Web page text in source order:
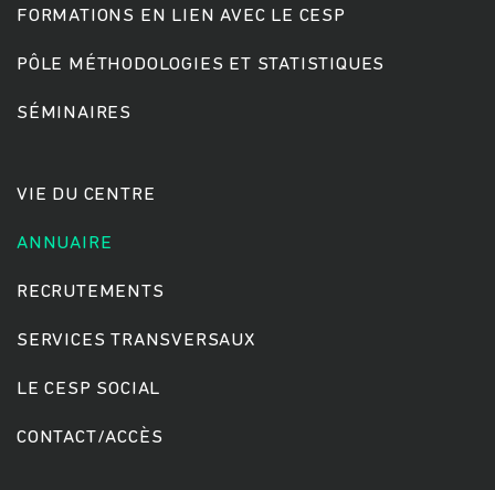
FORMATIONS EN LIEN AVEC LE CESP
PÔLE MÉTHODOLOGIES ET STATISTIQUES
SÉMINAIRES
VIE DU CENTRE
ANNUAIRE
RECRUTEMENTS
SERVICES TRANSVERSAUX
LE CESP SOCIAL
CONTACT/ACCÈS